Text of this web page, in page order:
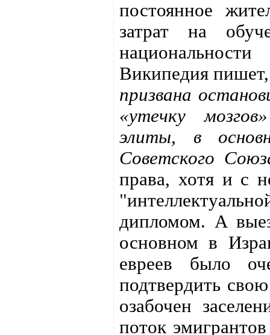
постоянное
затрат на
Википедия
призвана
«утечку
элиты, в
Советского
права, хотя и с
дипломом. А
основном в
евреев было
подтвердить
озабочен
поток